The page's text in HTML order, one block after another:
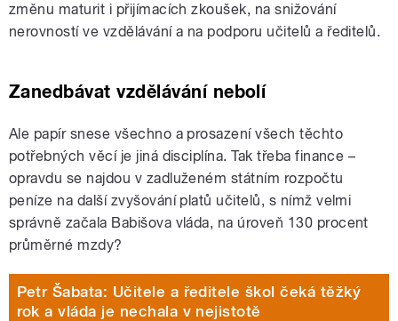
změnu maturit i přijímacích zkoušek, na snižování
nerovností ve vzdělávání a na podporu učitelů a ředitelů.
Zanedbávat vzdělávání nebolí
Ale papír snese všechno a prosazení všech těchto
potřebných věcí je jiná disciplína. Tak třeba finance –
opravdu se najdou v zadluženém státním rozpočtu
peníze na další zvyšování platů učitelů, s nímž velmi
správně začala Babišova vláda, na úroveň 130 procent
průměrné mzdy?
Petr Šabata: Učitele a ředitele škol čeká těžký
rok a vláda je nechala v nejistotě